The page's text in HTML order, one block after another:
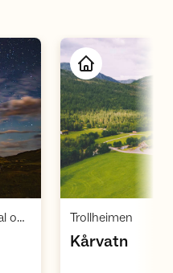
Knutshø villreinområde, Budal og Forollhogna, Dovrefjell
Trollheimen
Kårvatn,